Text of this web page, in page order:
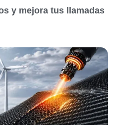
y mejora tus llamadas